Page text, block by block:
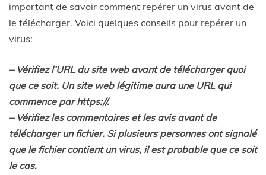
important de savoir comment repérer un virus avant de
le télécharger. Voici quelques conseils pour repérer un
virus:
– Vérifiez l’URL du site web avant de télécharger quoi
que ce soit. Un site web légitime aura une URL qui
commence par https://.
– Vérifiez les commentaires et les avis avant de
télécharger un fichier. Si plusieurs personnes ont signalé
que le fichier contient un virus, il est probable que ce soit
le cas.